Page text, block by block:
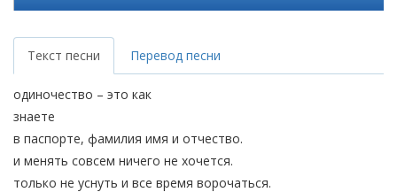
Текст песни Перевод песни
одиночество – это как
знаете
в паспорте, фамилия имя и отчество.
и менять совсем ничего не хочется.
только не уснуть и все время ворочаться.